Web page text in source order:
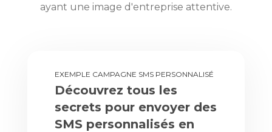
ayant une image d'entreprise attentive.
EXEMPLE CAMPAGNE SMS PERSONNALISÉ
Découvrez tous les
secrets pour envoyer des
SMS personnalisés en